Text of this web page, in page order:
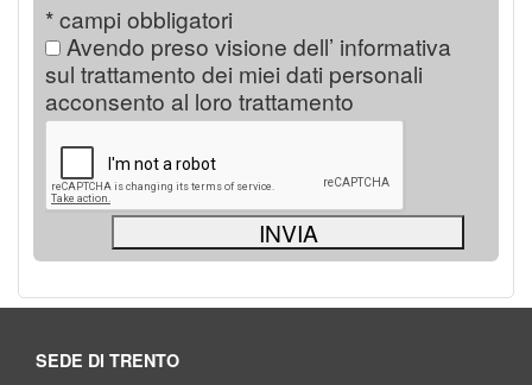
* campi obbligatori
Avendo preso visione dell’ informativa
sul trattamento dei miei dati personali
acconsento al loro trattamento
SEDE DI TRENTO